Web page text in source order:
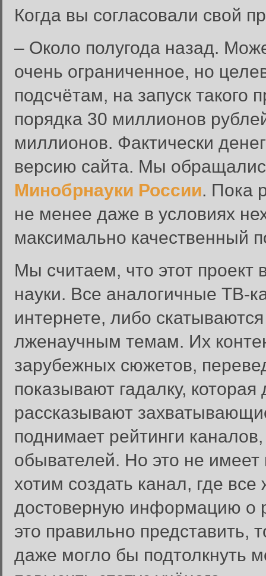
Когда вы согласовали свой
– Около полугода назад.
очень ограниченное, но
подсчётам, на запуск такого
порядка 30 миллионов
миллионов. Фактически
версию сайта. Мы
Минобрнауки России. Пока
не менее даже в условиях
максимально качественный
Мы считаем, что этот проект
науки. Все аналогичные ТВ-
интернете, либо
лженаучным темам. Их
зарубежных сюжетов,
показывают гадалку,
рассказывают
поднимает рейтинги
обывателей. Но это не
хотим создать канал, где
достоверную информацию о
это правильно представить,
даже могло бы подтолкнуть